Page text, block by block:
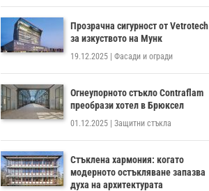
Прозрачна сигурност от Vetrotech
за изкуството на Мунк
19.12.2025 Фасади и огради
Огнеупорното стъкло Contraflam
преобрази хотел в Брюксел
01.12.2025 Защитни стъкла
Стъклена хармония: когато
модерното остъкляване запазва
духа на архитектурата